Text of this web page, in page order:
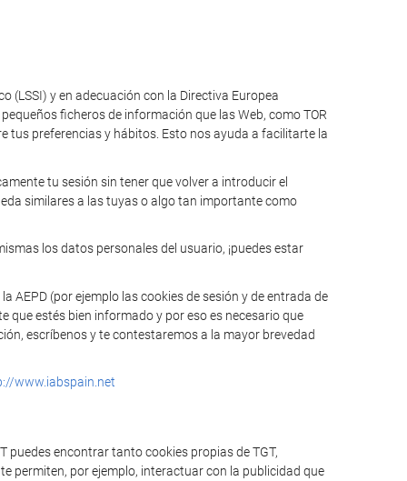
(LSSI) y en adecuación con la Directiva Europea
ficheros de información que las Web, como TOR
tus preferencias y hábitos. Esto nos ayuda a facilitarte la
tu sesión sin tener que volver a introducir el
similares a las tuyas o algo tan importante como
los datos personales del usuario, ¡puedes estar
AEPD (por ejemplo las cookies de sesión y de entrada de
estés bien informado y por eso es necesario que
escríbenos y te contestaremos a la mayor brevedad
www.iabspain.net
puedes encontrar tanto cookies propias de TGT,
permiten, por ejemplo, interactuar con la publicidad que